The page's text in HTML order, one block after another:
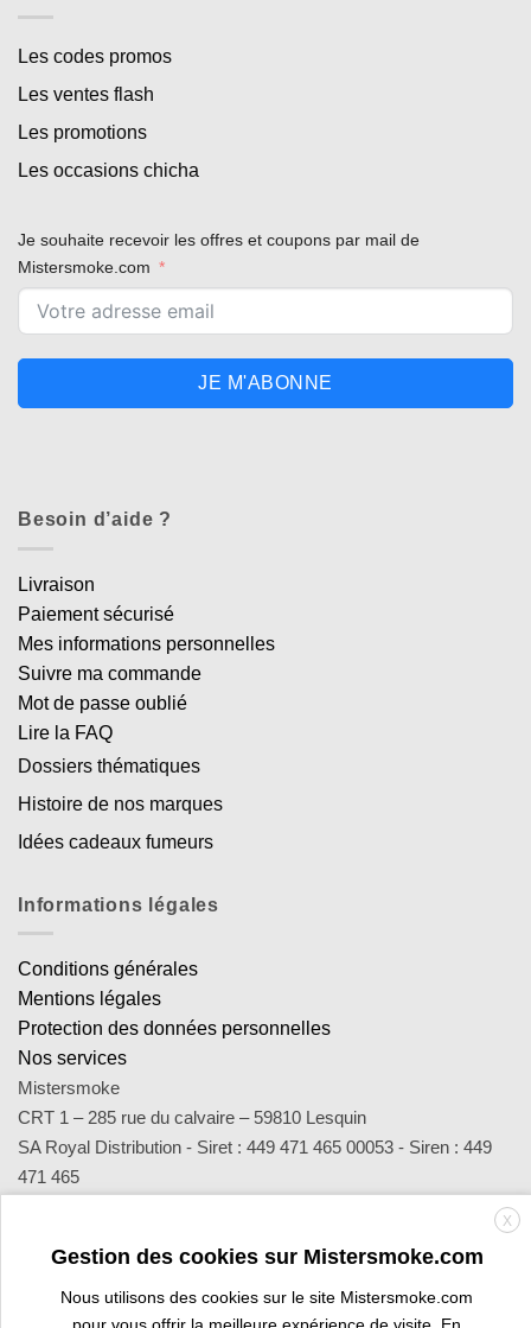
Les codes promos
Les ventes flash
Les promotions
Les occasions chicha
Je souhaite recevoir les offres et coupons par mail de
Mistersmoke.com
JE M'ABONNE
Besoin d’aide ?
Livraison
Paiement sécurisé
Mes informations personnelles
Suivre ma commande
Mot de passe oublié
Lire la FAQ
Dossiers thématiques
Histoire de nos marques
Idées cadeaux fumeurs
Informations légales
Conditions générales
Mentions légales
Protection des données personnelles
Nos services
Mistersmoke
CRT 1 – 285 rue du calvaire – 59810 Lesquin
SA Royal Distribution - Siret : 449 471 465 00053 - Siren : 449
471 465
sav@mistersmoke.com ou par téléphone au 03 20 90 56 55 du
lundi au vendredi de 9h à 17h.
X
Gestion des cookies sur Mistersmoke.com
Nous utilisons des cookies sur le site Mistersmoke.com